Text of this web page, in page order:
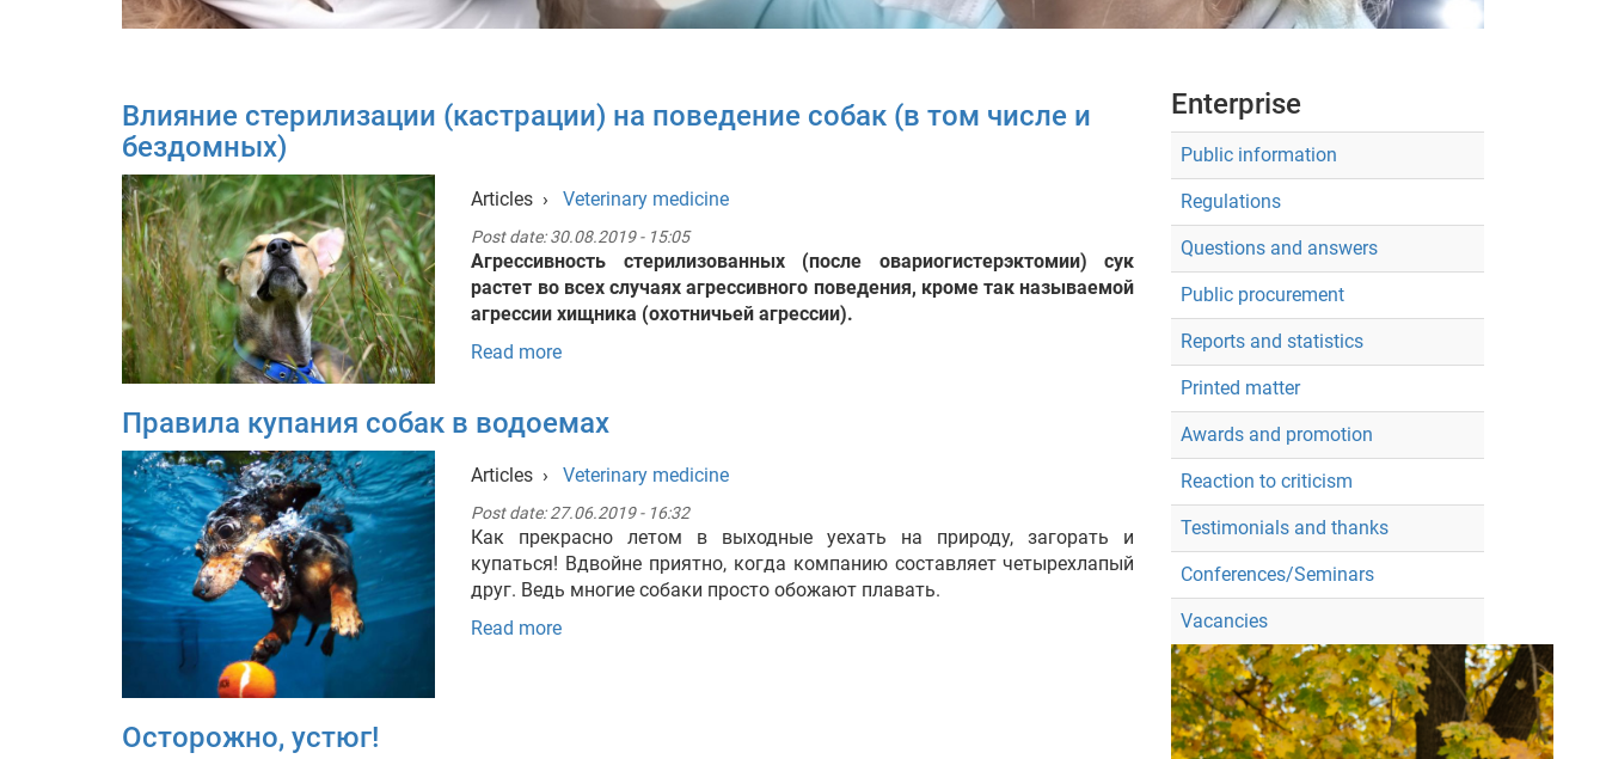
Влияние стерилизации (кастрации) на поведение собак (в том числе и
бездомных)
Articles › Veterinary medicine
Post date:30.08.2019 - 15:05
Агрессивность стерилизованных (после овариогистерэктомии) сук
растет во всех случаях агрессивного поведения, кроме так называемой
агрессии хищника (охотничьей агрессии).
Read more
Правила купания собак в водоемах
Articles › Veterinary medicine
Post date:27.06.2019 - 16:32
Как прекрасно летом в выходные уехать на природу, загорать и
купаться! Вдвойне приятно, когда компанию составляет четырехлапый
друг. Ведь многие собаки просто обожают плавать.
Read more
Осторожно, устюг!
Enterprise
Public information
Regulations
Questions and answers
Public procurement
Reports and statistics
Printed matter
Awards and promotion
Reaction to criticism
Testimonials and thanks
Conferences/Seminars
Vacancies